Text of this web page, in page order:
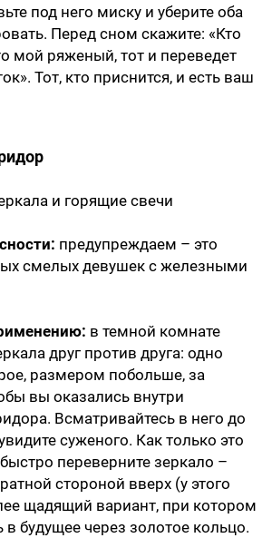
под него миску и уберите оба
Перед сном скажите: «Кто
мой ряженый, тот и переведет
Тот, кто приснится, и есть ваш
и горящие свечи
предупреждаем – это
смелых девушек с железными
в темной комнате
друг против друга: одно
размером побольше, за
вы оказались внутри
Всматривайтесь в него до
суженого. Как только это
переверните зеркало –
стороной вверх (у этого
щадящий вариант, при котором
будущее через золотое кольцо.